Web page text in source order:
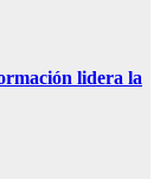
lidera la